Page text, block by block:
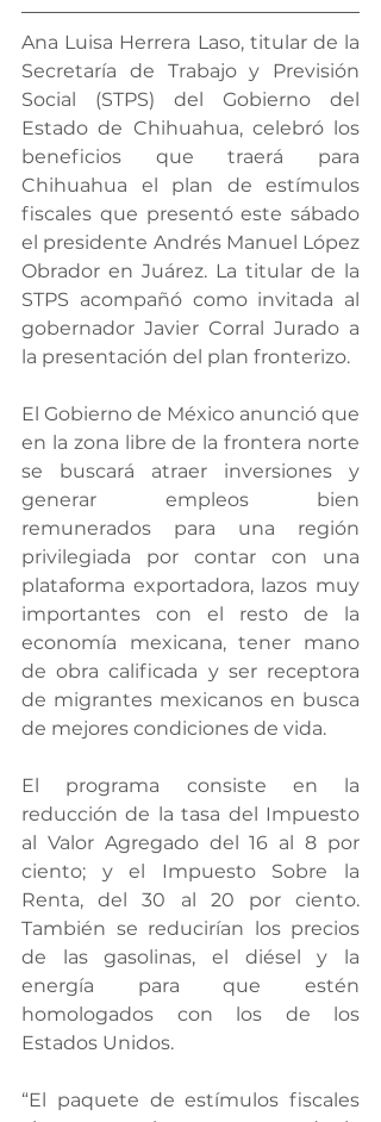
Ana Luisa Herrera Laso, titular de la
Secretaría de Trabajo y Previsión
Social (STPS) del Gobierno del
Estado de Chihuahua, celebró los
beneficios que traerá para
Chihuahua el plan de estímulos
fiscales que presentó este sábado
el presidente Andrés Manuel López
Obrador en Juárez. La titular de la
STPS acompañó como invitada al
gobernador Javier Corral Jurado a
la presentación del plan fronterizo.
El Gobierno de México anunció que
en la zona libre de la frontera norte
se buscará atraer inversiones y
generar empleos bien
remunerados para una región
privilegiada por contar con una
plataforma exportadora, lazos muy
importantes con el resto de la
economía mexicana, tener mano
de obra calificada y ser receptora
de migrantes mexicanos en busca
de mejores condiciones de vida.
El programa consiste en la
reducción de la tasa del Impuesto
al Valor Agregado del 16 al 8 por
ciento; y el Impuesto Sobre la
Renta, del 30 al 20 por ciento.
También se reducirían los precios
de las gasolinas, el diésel y la
energía para que estén
homologados con los de los
Estados Unidos.
“El paquete de estímulos fiscales